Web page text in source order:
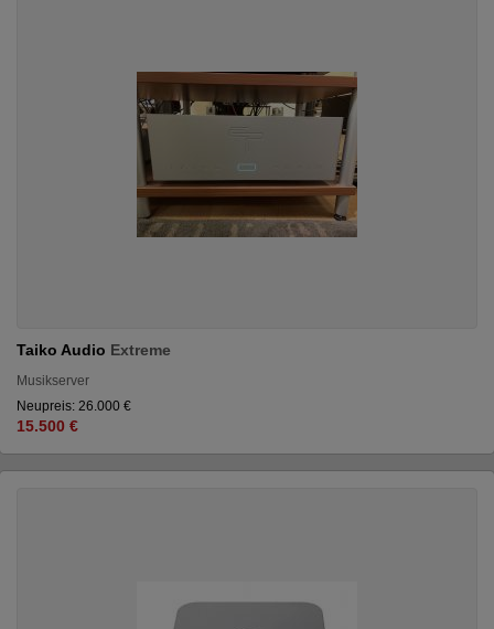
Taiko Audio Extreme
Musikserver
Neupreis: 26.000 €
15.500 €